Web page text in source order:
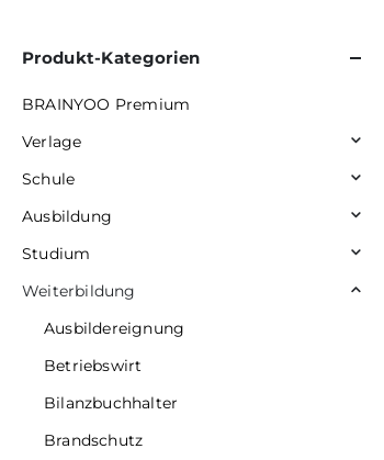
Produkt-Kategorien
BRAINYOO Premium
Verlage
Schule
Ausbildung
Studium
Weiterbildung
Ausbildereignung
Betriebswirt
Bilanzbuchhalter
Brandschutz